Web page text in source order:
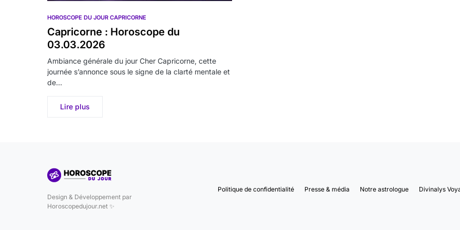
HOROSCOPE DU JOUR CAPRICORNE
Capricorne : Horoscope du
03.03.2026
Ambiance générale du jour Cher Capricorne, cette
journée s’annonce sous le signe de la clarté mentale et
de…
Lire plus
Design & Développement par
Horoscopedujour.net ✨
Politique de confidentialité Presse & média Notre astrologue Divinalys